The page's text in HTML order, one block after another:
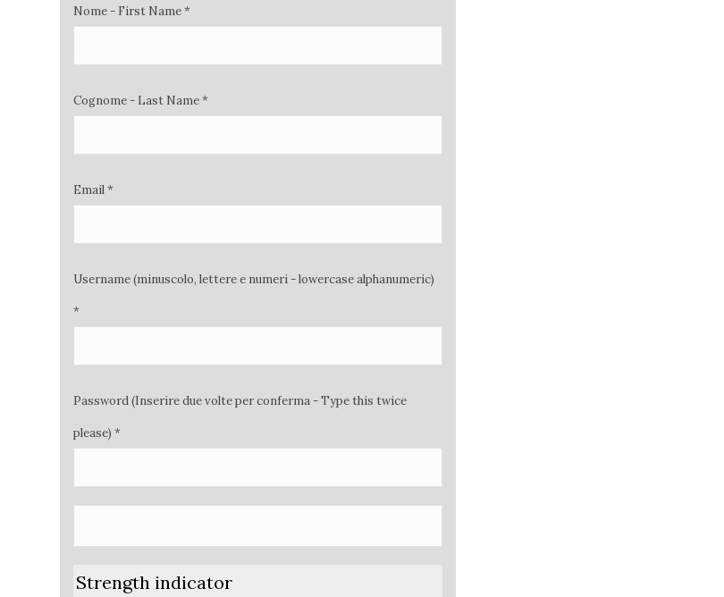
Nome - First Name *
Cognome - Last Name *
Email *
Username (minuscolo, lettere e numeri - lowercase alphanumeric)
*
Password (Inserire due volte per conferma - Type this twice
please) *
Strength indicator